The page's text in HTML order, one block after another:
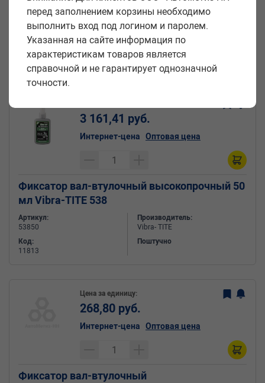
Vibra-TITE 9072
Артикул:
90722
Код:
11821
Производитель:
Vibra- TITE
Поштучно
Фиксатор вал-втулочный высокопрочный 50
мл Vibra-TITE 538
Артикул:
53850
Код:
11813
Производитель:
Vibra- TITE
Поштучно
3 161,41 руб.
Интернет-цена Оптовая цена
Фиксатор вал-втулочный
Цена за единицу:
268,80 руб.
Интернет-цена Оптовая цена
перед заполнением корзины необходимо
выполнить вход под логином и паролем.
Указанная на сайте информация по
характеристикам товаров является
справочной и не гарантирует однозначной
точности.